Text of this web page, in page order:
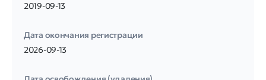
2019-09-13
Дата окончания регистрации
2026-09-13